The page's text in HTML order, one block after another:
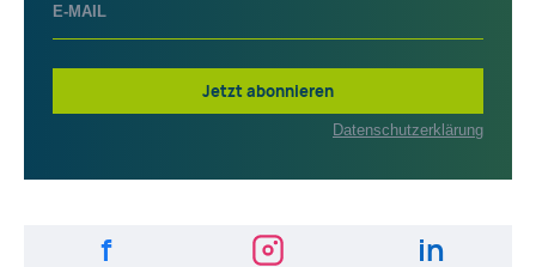
Jetzt abonnieren
Datenschutzerklärung
f in